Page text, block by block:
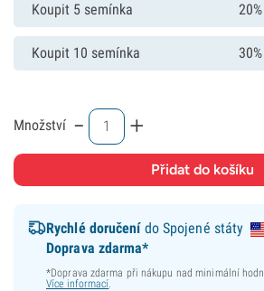
Koupit 5 semínka
Koupit 10 semínka
Množství - +
Rychlé doručenído Spojené státy
Doprava zdarma*
*Doprava zdarma při nákupu nad minimální
Více informací.